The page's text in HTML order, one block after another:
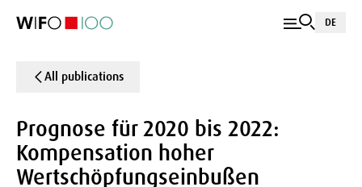
DE
All publications
Prognose für 2020 bis 2022:
Kompensation hoher
Wertschöpfungseinbußen